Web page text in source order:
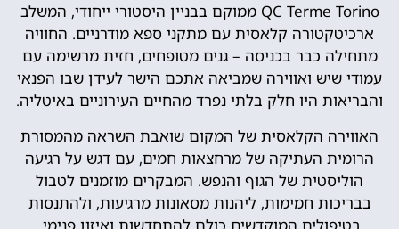
QC Terme Torino ממוקם בבניין היסטורי ייחודי, המשלב
ארכיטקטורה קלאסית עם מתקני ספא מודרניים. החוויה
מתחילה כבר בכניסה – גנים מטופחים, חזית מרשימה עם
עמודי שיש ואווירה שמביאה אתכם הישר לעידן שבו הפנאי
והבריאות היו חלק בלתי נפרד מהחיים העירוניים באיטליה.
האווירה הקלאסית של המקום שואבת השראה מהמסורת
הרומית העתיקה של מרחצאות חמים, עם דגש על רגיעה
הוליסטית של הגוף והנפש. המבקרים מוזמנים לטבול
בבריכות חמימות, ליהנות מסאונות מרגיעות, ולהתנסות
בטיפולים המוקדשים כולם להתחדשות ואיזון פנימי.